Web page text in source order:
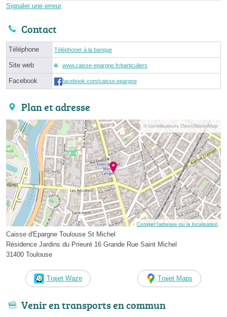
Signaler une erreur
Contact
Téléphone Téléphoner à la banque
Site web www.caisse-epargne.fr/particuliers
Facebook facebook.com/caisse.epargne
Plan et adresse
© contributeurs OpenStreetMap
Corriger l’adresse ou la localisation
Caisse d'Epargne Toulouse St Michel
Résidence Jardins du Prieuré 16 Grande Rue Saint Michel
31400 Toulouse
Trajet Waze Trajet Maps
Venir en transports en commun